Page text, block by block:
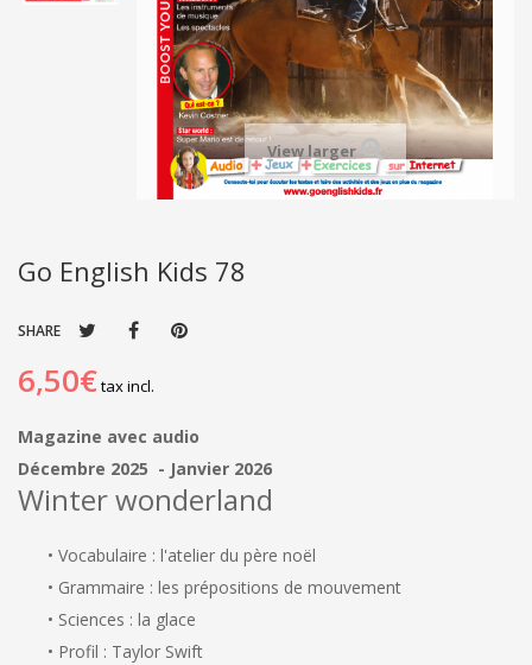
View larger
Go English Kids 78
SHARE
6,50€tax incl.
Magazine avec audio
Décembre 2025 - Janvier 2026
Winter wonderland
• Vocabulaire : l'atelier du père noël
• Grammaire : les prépositions de mouvement
• Sciences : la glace
• Profil : Taylor Swift